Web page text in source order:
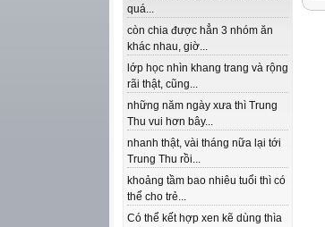
quá...
còn chia được hẳn 3 nhóm ăn
khác nhau, giờ...
lớp học nhìn khang trang và rộng
rãi thật, cũng...
những năm ngày xưa thì Trung
Thu vui hơn bây...
nhanh thật, vài tháng nữa lại tới
Trung Thu rồi...
khoảng tầm bao nhiêu tuổi thì có
thể cho trẻ...
Có thể kết hợp xen kẽ dùng thìa